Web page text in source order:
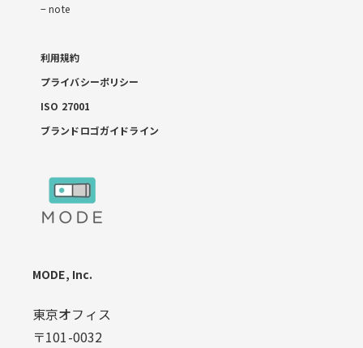
note
利用規約
プライバシーポリシー
ISO 27001
ブランドロゴガイドライン
MODE, Inc.
東京オフィス
〒101-0032